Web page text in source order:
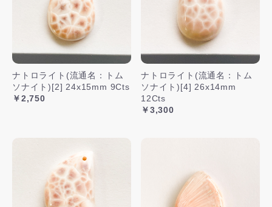
ナトロライト(流通名：トム
ソナイト)[2] 24x15mm 9Cts
￥2,750
ナトロライト(流通名：トム
ソナイト)[4] 26x14mm
12Cts
￥3,300